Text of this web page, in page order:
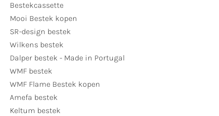
Bestekcassette
Mooi Bestek kopen
SR-design bestek
Wilkens bestek
Dalper bestek - Made in Portugal
WMF bestek
WMF Flame Bestek kopen
Amefa bestek
Keltum bestek